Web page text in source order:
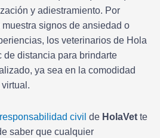
y adiestramiento. Por
signos de ansiedad o
los veterinarios de Hola
de distancia para brindarte
ya sea en la comodidad
civil de HolaVet te
saber que cualquier